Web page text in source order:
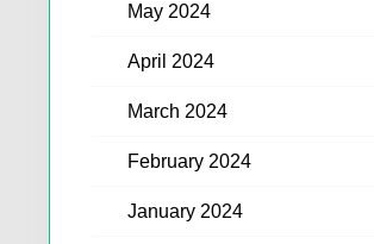
May 2024
April 2024
March 2024
February 2024
January 2024